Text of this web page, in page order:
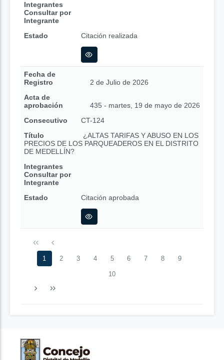
Integrantes
Consultar por
Integrante
Estado
Citación realizada
Fecha de
Registro
2 de Julio de 2026
Acta de
aprobación
435 - martes, 19 de mayo de 2026
Consecutivo
CT-124
Título
¿ALTAS TARIFAS Y ABUSO EN LOS
PRECIOS DE LOS PARQUEADEROS EN EL DISTRITO
DE MEDELLÍN?
Integrantes
Consultar por
Integrante
Estado
Citación aprobada
1 2 3 4 5 6 7 8 9
10